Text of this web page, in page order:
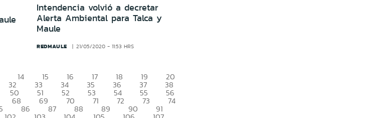
Intendencia volvió a decretar
Alerta Ambiental para Talca y
Maule
REDMAULE 21/05/2020 - 11:53 HRS
14 15 16 17 18 19 20
32 33 34 35 36 37 38
50 51 52 53 54 55 56
68 69 70 71 72 73 74
86 87 88 89 90 91